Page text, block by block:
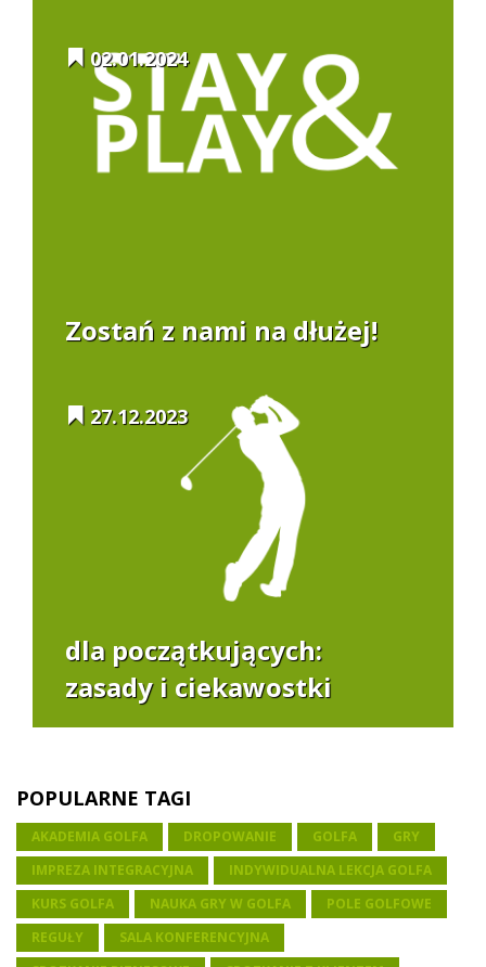
02.01.2024
Zostań z nami na dłużej!
27.12.2023
dla początkujących:
zasady i ciekawostki
POPULARNE TAGI
AKADEMIA GOLFA DROPOWANIE GOLFA
GRY
IMPREZA INTEGRACYJNA
INDYWIDUALNA LEKCJA GOLFA
KURS GOLFA
NAUKA GRY W GOLFA
POLE GOLFOWE
REGUŁY
SALA KONFERENCYJNA